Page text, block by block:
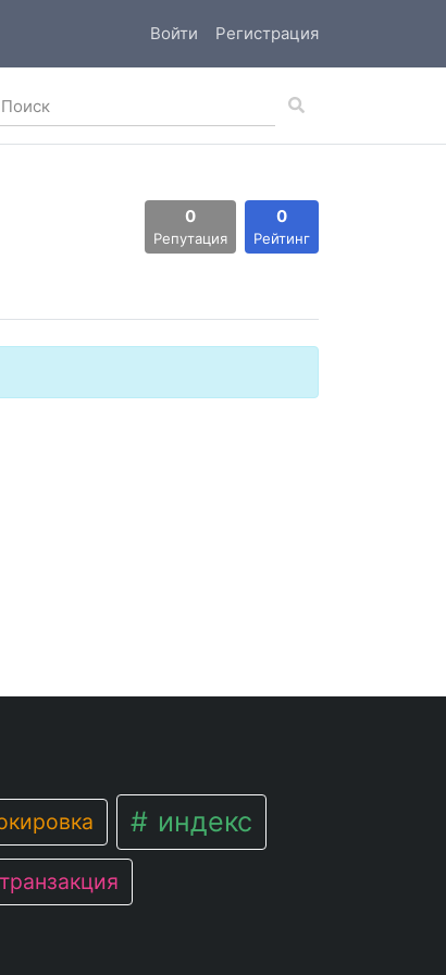
Войти Регистрация
0
Репутация
0
Рейтинг
индекс
транзакция